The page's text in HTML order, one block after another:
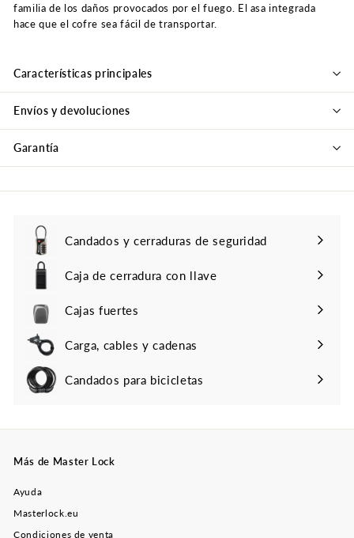
familia de los daños provocados por el fuego. El asa integrada
hace que el cofre sea fácil de transportar.
Características principales
Envíos y devoluciones
Garantía
Candados y cerraduras de seguridad
Caja de cerradura con llave
Cajas fuertes
Carga, cables y cadenas
Candados para bicicletas
Más de Master Lock
Ayuda
Masterlock.eu
Condiciones de venta